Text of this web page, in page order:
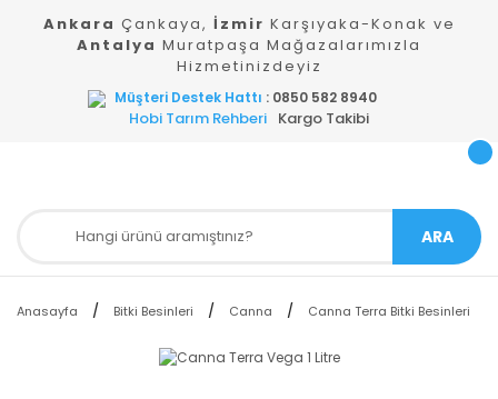
Ankara Çankaya, İzmir Karşıyaka-Konak ve
Antalya Muratpaşa Mağazalarımızla
Hizmetinizdeyiz
Müşteri Destek Hattı : 0850 582 8940
Hobi Tarım Rehberi Kargo Takibi
ARA
Anasayfa Bitki Besinleri Canna Canna Terra Bitki Besinleri